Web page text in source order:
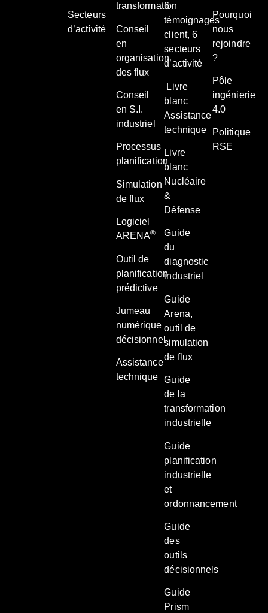
Secteurs
d’activité
transformation
Conseil
en
organisation
des flux
Conseil
en S.I.
industriel
Processus
planification
Simulation
de flux
Logiciel
ARENA®
Outil de
planification
prédictive
Jumeau
numérique
décisionnel
Assistance
technique
6
témoignages
client, 6
secteurs
d’activité
Livre
blanc
Assistance
technique
Livre
blanc
Nucléaire
&
Défense
Guide
du
diagnostic
industriel
Guide
Arena,
outil de
simulation
de flux
Guide
de la
transformation
industrielle
Guide
planification
industrielle
et
ordonnancement
Guide
des
outils
décisionnels
Guide
Prism
Pourquoi
nous
rejoindre
?
Pôle
ingénierie
4.0
Politique
RSE